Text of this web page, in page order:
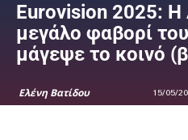
Eurovision 2025: Η
μεγάλο φαβορί του
μάγεψε το κοινό
Ελένη Βατίδου 15/05/